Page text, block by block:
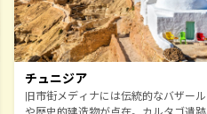
チュニジア
旧市街メディナには伝統的なバザール
や歴史的建造物が点在。カルタゴ遺跡